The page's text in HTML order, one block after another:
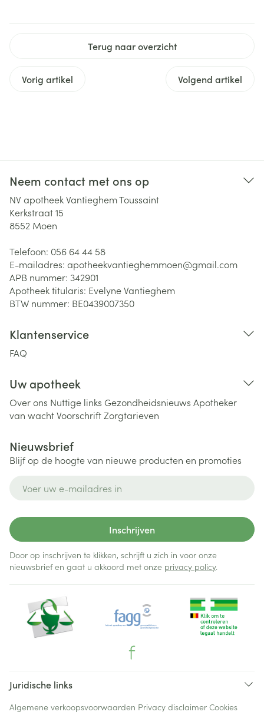
Terug naar overzicht
Vorig artikel Volgend artikel
Neem contact met ons op
NV apotheek Vantieghem Toussaint
Kerkstraat 15
8552 Moen
Telefoon: 056 64 44 58
E-mailadres: apotheekvantieghemmoen@gmail.com
APB nummer: 342901
Apotheek titularis: Evelyne Vantieghem
BTW nummer: BE0439007350
Klantenservice
FAQ
Uw apotheek
Over ons Nuttige links Gezondheidsnieuws Apotheker
van wachtVoorschriftZorgtarieven
Nieuwsbrief
Blijf op de hoogte van nieuwe producten en promoties
Inschrijven
Door op inschrijven te klikken, schrijft u zich in voor onze
nieuwsbrief en gaat u akkoord met onze privacy policy.
Juridische links
Algemene verkoopsvoorwaarden Privacy disclaimer Cookies